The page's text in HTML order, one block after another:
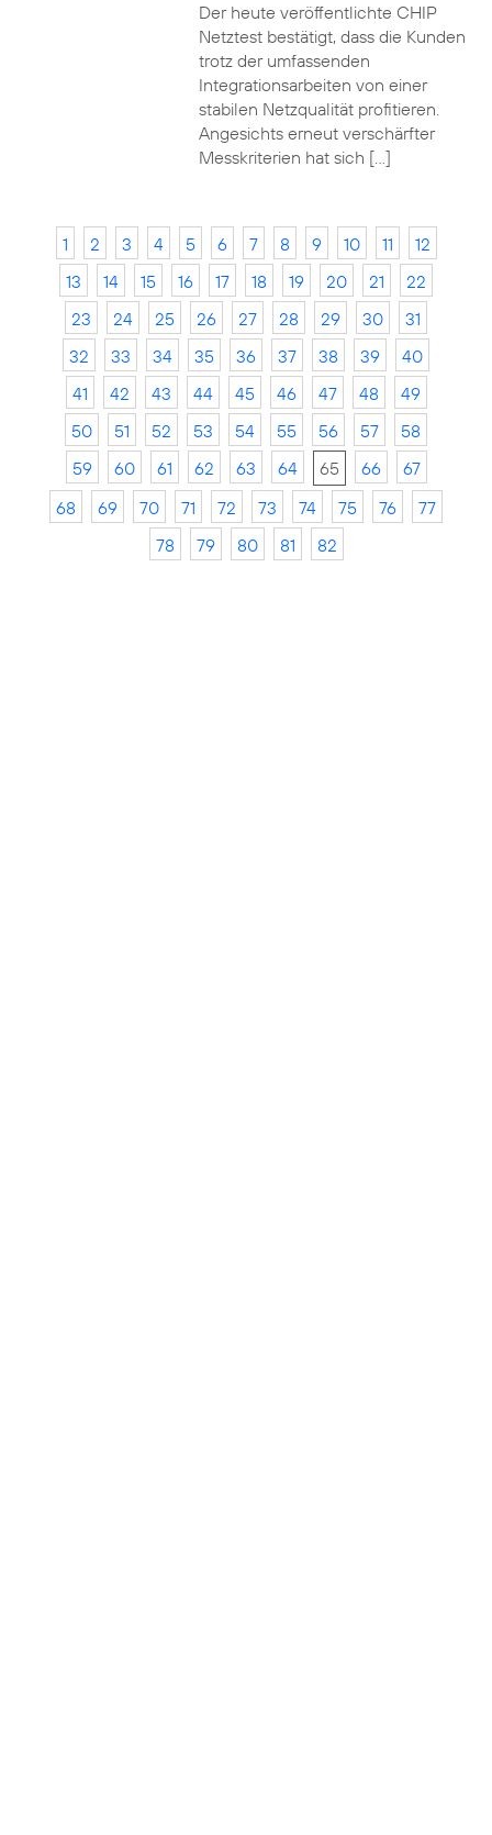
Der heute veröffentlichte CHIP
Netztest bestätigt, dass die Kunden
trotz der umfassenden
Integrationsarbeiten von einer
stabilen Netzqualität profitieren.
Angesichts erneut verschärfter
Messkriterien hat sich […]
1 2 3 4 5 6 7 8 9 10 11
12
13
14 15 16 17 18 19 20 21
22
23
24 25 26 27 28 29 30
31
32
33 34 35 36 37 38 39
40
41
42 43 44 45 46 47 48
49
50
51 52 53 54 55 56 57
58
59
60 61 62 63 64 65 66
67
68
69 70 71 72 73 74 75 76
77
78
79 80 81 82